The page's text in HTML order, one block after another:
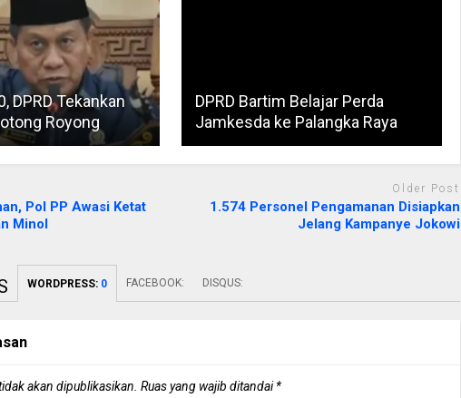
DPRD Tekankan
Royong
DPRD Bartim Belajar Perda
Jamkesda ke Palangka Raya
Pol PP Awasi Ketat
Minol
Older Post
1.574 Personel Pengamanan Disiapkan
Jelang Kampanye Jokowi
WORDPRESS: 0 FACEBOOK: DISQUS:
akan dipublikasikan. Ruas yang wajib ditandai*